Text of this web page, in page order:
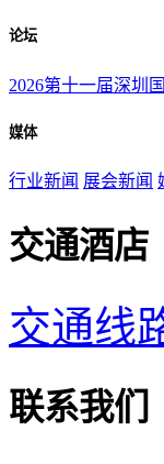
论坛
2026第十一届深圳
媒体
行业新闻 展会新闻
交通酒店
交通线
联系我们